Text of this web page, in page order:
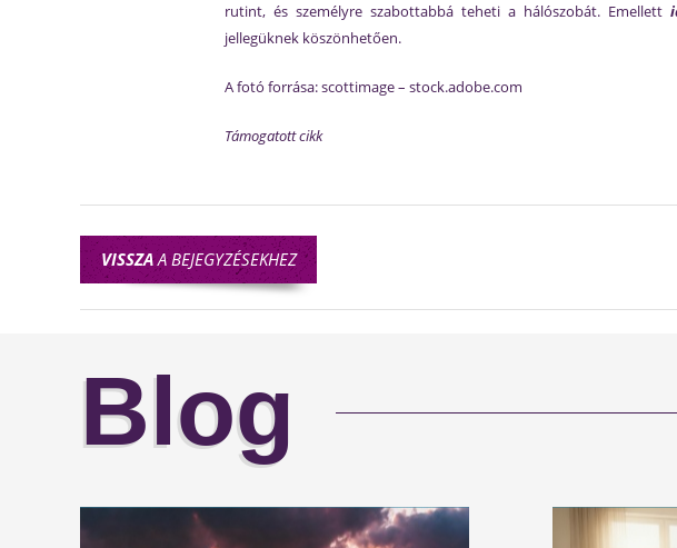
rutint, és személyre szabottabbá teheti a hálószobát. Emellett
jellegüknek köszönhetően.
A fotó forrása: scottimage – stock.adobe.com
Támogatott cikk
VISSZAA BEJEGYZÉSEKHEZ
Blog